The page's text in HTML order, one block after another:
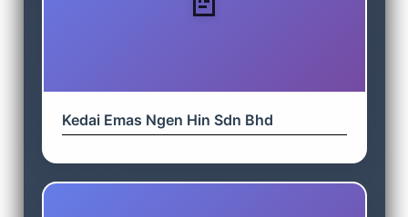
Kedai Emas Ngen Hin Sdn Bhd